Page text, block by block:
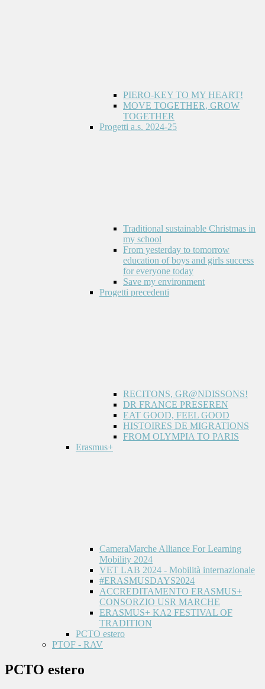
PIERO-KEY TO MY HEART!
MOVE TOGETHER, GROW
TOGETHER
Progetti a.s. 2024-25
Traditional sustainable Christmas in
my school
From yesterday to tomorrow
education of boys and girls success
for everyone today
Save my environment
Progetti precedenti
RECITONS, GR@NDISSONS!
DR FRANCE PRESEREN
EAT GOOD, FEEL GOOD
HISTOIRES DE MIGRATIONS
FROM OLYMPIA TO PARIS
Erasmus+
CameraMarche Alliance For Learning
Mobility 2024
VET LAB 2024 - Mobilità internazionale
#ERASMUSDAYS2024
ACCREDITAMENTO ERASMUS+
CONSORZIO USR MARCHE
ERASMUS+ KA2 FESTIVAL OF
TRADITION
PCTO estero
PTOF - RAV
PCTO estero